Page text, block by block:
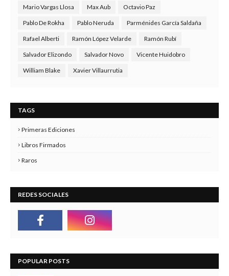
Mario Vargas Llosa Max Aub Octavio Paz
Pablo De Rokha Pablo Neruda Parménides García Saldaña
Rafael Alberti Ramón López Velarde Ramón Rubí
Salvador Elizondo Salvador Novo Vicente Huidobro
William Blake Xavier Villaurrutia
TAGS
Primeras Ediciones
Libros Firmados
Raros
REDES SOCIALES
POPULAR POSTS